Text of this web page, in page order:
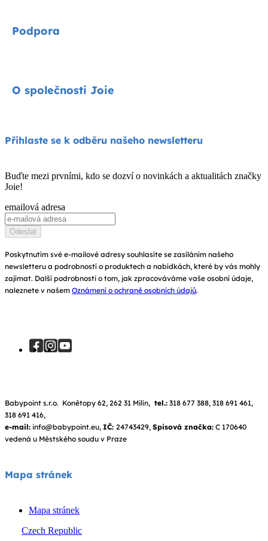
Kočárky
Houpátka a lehátka
Dětské postýlky a kolébky
Podpora
Záruka
Návod k obsluze
Mapa stránek
O společnosti Joie
O nás
Najít obchody
Zaregistrujte svůj výrobek
Přihlaste se k odběru našeho newsletteru
Buďte mezi prvními, kdo se dozví o novinkách a aktualitách značky
Joie!
emailová adresa
Odeslat
Poskytnutím své e-mailové adresy souhlasíte se zasíláním našeho
newsletteru a podrobností o produktech a nabídkách, které by vás mohly
zajímat. Další podrobnosti o tom, jak zpracováváme vaše osobní údaje,
naleznete v našem Oznámení o ochraně osobních údajů.
Babypoint s.r.o. Konětopy 62, 262 31 Milín, tel.: 318 677 388, 318 691 461,
318 691 416,
e-mail: info@babypoint.eu, IČ: 24743429, Spisová značka: C 170640
vedená u Městského soudu v Praze
Mapa stránek
Mapa stránek
Czech Republic